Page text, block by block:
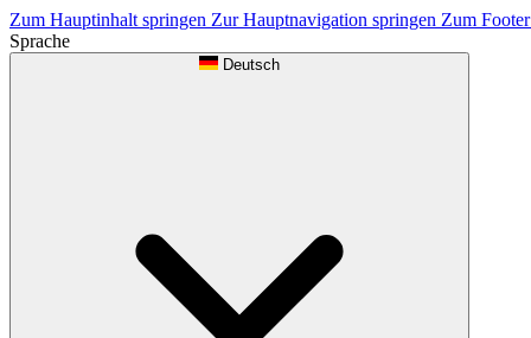
Zum Hauptinhalt springen Zur Hauptnavigation springen Zum
Sprache
Deutsch